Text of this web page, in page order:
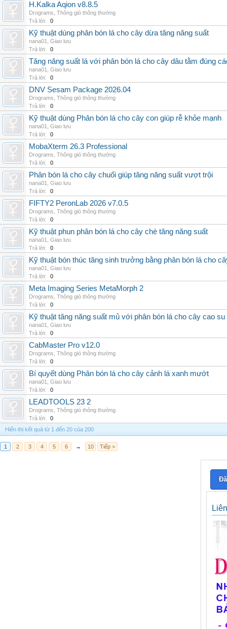
H.Kalka Aqion v8.8.5
Drograms Thông gió thông thường
Trả lời:
0
Kỹ thuật dùng phân bón lá cho cây dừa tăng năng suất
nana01
Giao lưu
Trả lời:
0
Tăng năng suất lá với phân bón lá cho cây dâu tằm đúng
nana01
Giao lưu
Trả lời:
0
DNV Sesam Package 2026.04
Drograms Thông gió thông thường
Trả lời:
0
Kỹ thuật dùng Phân bón lá cho cây con giúp rễ khỏe mạnh
nana01
Giao lưu
Trả lời:
0
MobaXterm 26.3 Professional
Drograms Thông gió thông thường
Trả lời:
0
Phân bón lá cho cây chuối giúp tăng năng suất vượt trội
nana01
Giao lưu
Trả lời:
0
FIFTY2 PeronLab 2026 v7.0.5
Drograms Thông gió thông thường
Trả lời:
0
Kỹ thuật phun phân bón lá cho cây chè tăng năng suất
nana01
Giao lưu
Trả lời:
0
Kỹ thuật bón thúc tăng sinh trưởng bằng phân bón lá cho
nana01
Giao lưu
Trả lời:
0
Meta Imaging Series MetaMorph 2
Drograms Thông gió thông thường
Trả lời:
0
Kỹ thuật tăng năng suất mủ với phân bón lá cho cây cao su
nana01
Giao lưu
Trả lời:
0
CabMaster Pro v12.0
Drograms Thông gió thông thường
Trả lời:
0
Bí quyết dùng Phân bón lá cho cây cảnh lá xanh mướt
nana01
Giao lưu
Trả lời:
0
LEADTOOLS 23 2
Drograms Thông gió thông thường
Trả lời:
0
Hiển thị kết quả từ 1 đến 20 của 200
1 2 3 4 5 6 → 10 Tiếp >